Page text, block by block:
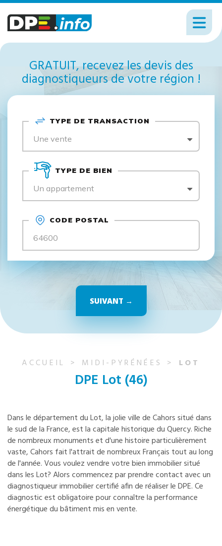
GRATUIT, recevez les devis des
diagnostiqueurs de votre région !
TYPE DE TRANSACTION
Une vente
TYPE DE BIEN
Un appartement
CODE POSTAL
SUIVANT →
ACCUEIL MIDI-PYRÉNÉES LOT
DPE Lot (46)
Dans le département du Lot, la jolie ville de Cahors situé dans
le sud de la France, est la capitale historique du Quercy. Riche
de nombreux monuments et d'une histoire particulièrement
vaste, Cahors fait l'attrait de nombreux Français tout au long
de l'année. Vous voulez vendre votre bien immobilier situé
dans les Lot? Alors commencez par prendre contact avec un
diagnostiqueur immobilier certifié afin de réaliser le DPE. Ce
diagnostic est obligatoire pour connaître la performance
énergétique du bâtiment mis en vente.